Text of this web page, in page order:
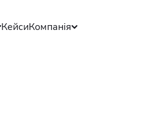
КейсиКомпанія